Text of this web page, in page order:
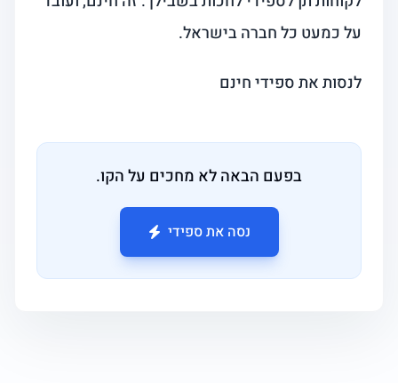
על כמעט כל חברה בישראל.
לנסות את ספידי חינם
בפעם הבאה לא מחכים על הקו.
נסה את ספידי